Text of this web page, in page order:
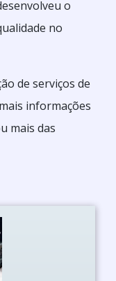
o
no
de serviços de
informações
mais das